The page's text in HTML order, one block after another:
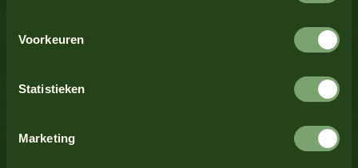
Voorkeuren
Statistieken
Marketing
Complaint form